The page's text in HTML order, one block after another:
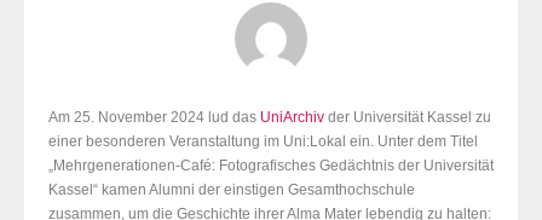
Am 25. November 2024 lud das UniArchiv der Universität Kassel zu
einer besonderen Veranstaltung im Uni:Lokal ein. Unter dem Titel
„Mehrgenerationen-Café: Fotografisches Gedächtnis der Universität
Kassel“ kamen Alumni der einstigen Gesamthochschule
zusammen, um die Geschichte ihrer Alma Mater lebendig zu halten: